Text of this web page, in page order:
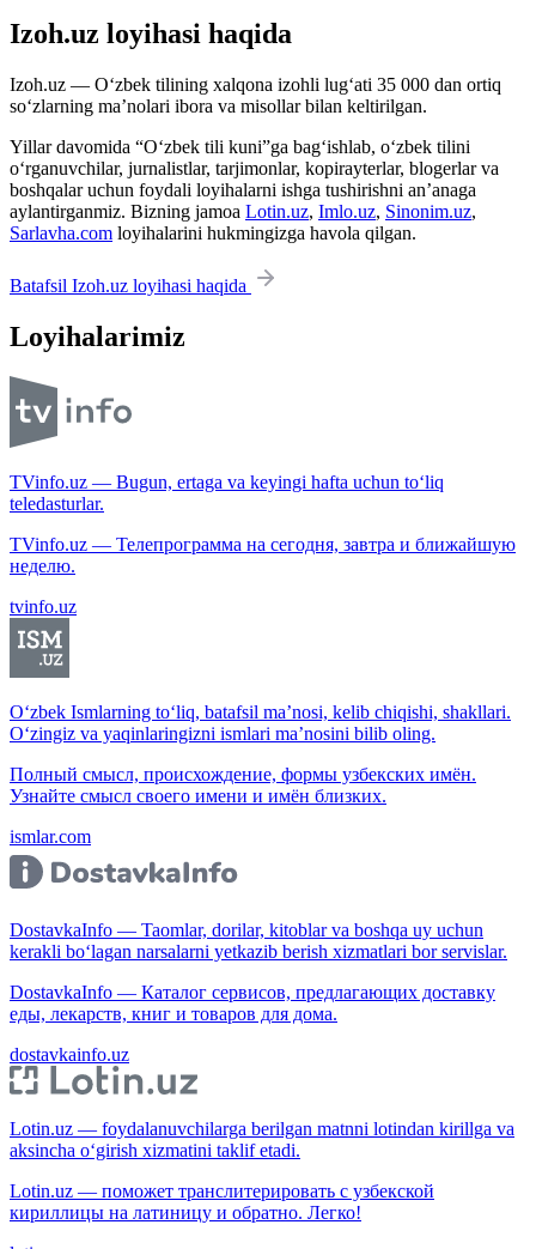
Izoh.uz loyihasi haqida
Izoh.uz — O‘zbek tilining xalqona izohli lug‘ati 35 000 dan ortiq
so‘zlarning ma’nolari ibora va misollar bilan keltirilgan.
Yillar davomida “O‘zbek tili kuni”ga bag‘ishlab, o‘zbek tilini
o‘rganuvchilar, jurnalistlar, tarjimonlar, kopirayterlar, blogerlar va
boshqalar uchun foydali loyihalarni ishga tushirishni an’anaga
aylantirganmiz. Bizning jamoa Lotin.uz, Imlo.uz, Sinonim.uz,
Sarlavha.com loyihalarini hukmingizga havola qilgan.
Batafsil Izoh.uz loyihasi haqida
Loyihalarimiz
TVinfo.uz — Bugun, ertaga va keyingi hafta uchun to‘liq
teledasturlar.
TVinfo.uz — Телепрограмма на сегодня, завтра и ближайшую
неделю.
tvinfo.uz
O‘zbek Ismlarning to‘liq, batafsil ma’nosi, kelib chiqishi, shakllari.
O‘zingiz va yaqinlaringizni ismlari ma’nosini bilib oling.
Полный смысл, происхождение, формы узбекских имён.
Узнайте смысл своего имени и имён близких.
ismlar.com
DostavkaInfo — Taomlar, dorilar, kitoblar va boshqa uy uchun
kerakli bo‘lagan narsalarni yetkazib berish xizmatlari bor servislar.
DostavkaInfo — Каталог сервисов, предлагающих доставку
еды, лекарств, книг и товаров для дома.
dostavkainfo.uz
Lotin.uz — foydalanuvchilarga berilgan matnni lotindan kirillga va
aksincha o‘girish xizmatini taklif etadi.
Lotin.uz — поможет транслитерировать с узбекской
кириллицы на латиницу и обратно. Легко!